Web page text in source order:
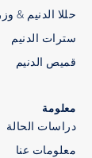
حللا الدنيم & وزرة
سترات الدنيم
قميص الدنيم
معلومة
دراسات الحالة
معلومات عنا